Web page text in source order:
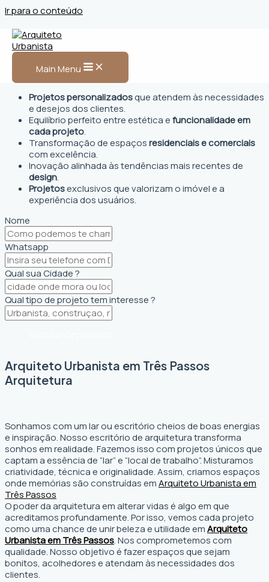
Ir para o conteúdo
Main Menu
Arquiteto Urbanista em Três
Passos
Projetos personalizadosque atendem às necessidades
e desejos dos clientes.
Equilíbrio perfeito entre estética efuncionalidade em
cada projeto.
Transformação de espaçosresidenciais e comerciais
com excelência.
Inovação alinhada às tendências mais recentes de
design.
Projetosexclusivos que valorizam o imóvel e a
experiência dos usuários.
Nome
Whatsapp
Qual sua Cidade ?
Qual tipo de projeto tem interesse ?
Arquiteto Urbanista em Três Passos
Arquitetura
Sonhamos com um lar ou escritório cheios de boas energias
e inspiração. Nosso escritório de arquitetura transforma
sonhos em realidade. Fazemos isso com projetos únicos que
captam a essência de “lar” e “local de trabalho”. Misturamos
criatividade, técnica e originalidade. Assim, criamos espaços
onde memórias são construídas emArquiteto Urbanista em
Três Passos
O poder da arquitetura em alterar vidas é algo em que
acreditamos profundamente. Por isso, vemos cada projeto
como uma chance de unir beleza e utilidade emArquiteto
Urbanista em Três Passos. Nos comprometemos com
qualidade. Nosso objetivo é fazer espaços que sejam
bonitos, acolhedores e atendam às necessidades dos
clientes.